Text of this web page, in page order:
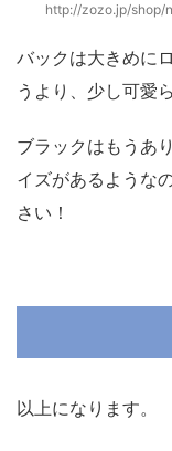
http://zozo.jp/shop/
バックは大きめに
うより、少し可愛
ブラックはもうあ
イズがあるような
さい！
以上になります。